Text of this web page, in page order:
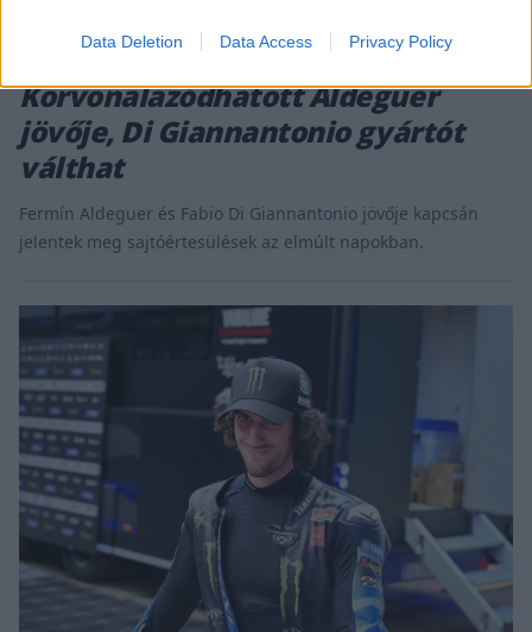
Data Deletion Data Access Privacy Policy
Körvonalazódhatott Aldeguer
jövője, Di Giannantonio gyártót
válthat
Fermín Aldeguer és Fabio Di Giannantonio jövője kapcsán
jelentek meg sajtóértesülések az elmúlt napokban.